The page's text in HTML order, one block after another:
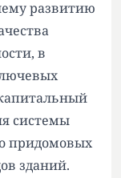
развитию
в
системы
придомовых
зданий.